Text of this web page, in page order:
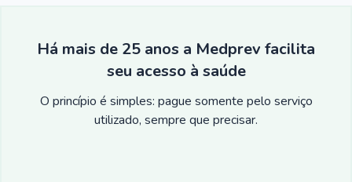
Há mais de 25 anos a Medprev facilita
seu acesso à saúde
O princípio é simples: pague somente pelo serviço
utilizado, sempre que precisar.